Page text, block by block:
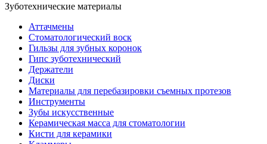
Зуботехнические материалы
Аттачмены
Стоматологический воск
Гильзы для зубных коронок
Гипс зуботехнический
Держатели
Диски
Материалы для перебазировки съемных протезов
Инструменты
Зубы искусственные
Керамическая масса для стоматологии
Кисти для керамики